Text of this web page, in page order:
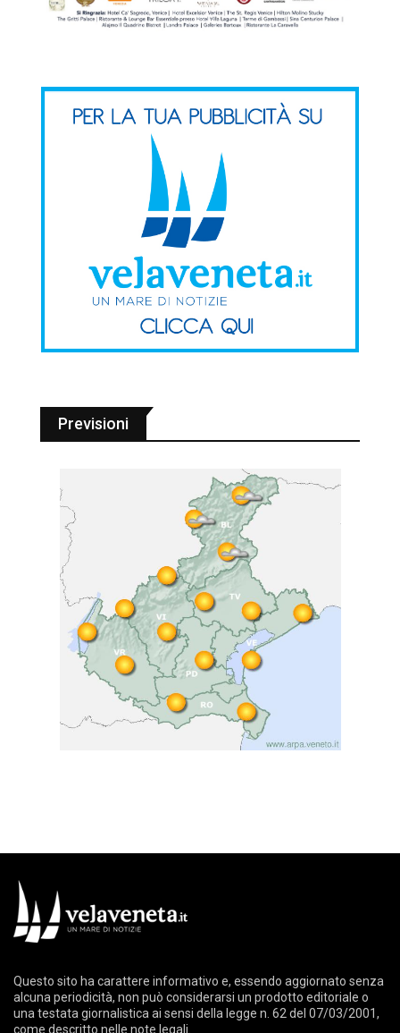
Previsioni
Questo sito ha carattere informativo e, essendo aggiornato senza
alcuna periodicità, non può considerarsi un prodotto editoriale o
una testata giornalistica ai sensi della legge n. 62 del 07/03/2001,
come descritto nelle note legali